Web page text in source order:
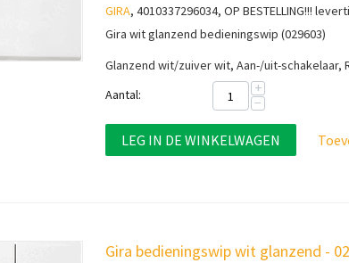
GIRA, 4010337296034, OP BESTELLING!!!
Gira wit glanzend bedieningswip (029603)
Glanzend wit/zuiver wit, Aan-/uit-schakelaar,
Aantal:
+
−
LEG IN DE WINKELWAGEN
Gira bedieningswip wit glanzend -